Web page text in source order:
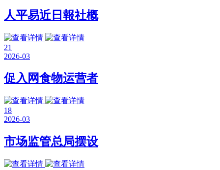
人平易近日報社概
21
2026-03
促入网食物运营者
18
2026-03
市场监管总局摆设